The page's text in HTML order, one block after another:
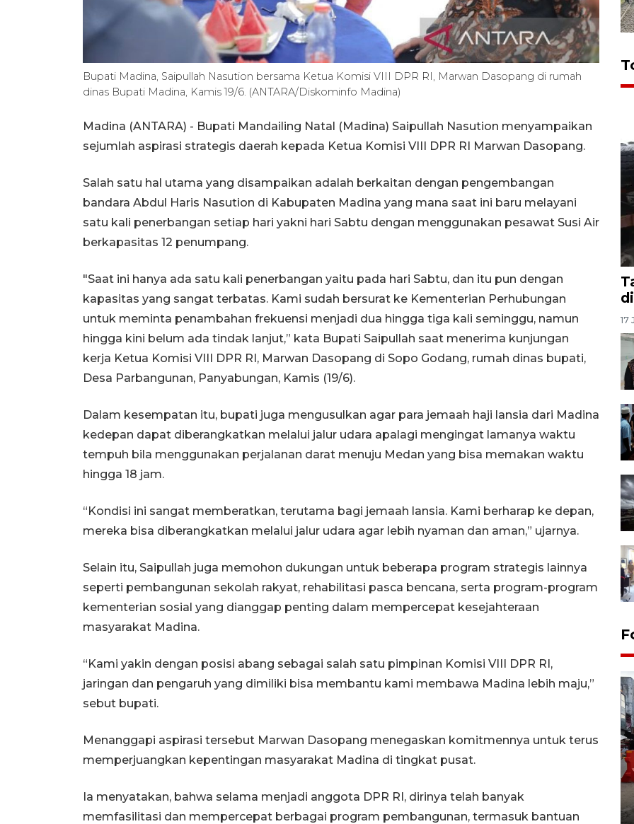
Bupati Madina, Saipullah Nasution bersama Ketua Komisi VIII DPR RI, Marwan Dasopang di rumah
dinas Bupati Madina, Kamis 19/6. (ANTARA/Diskominfo Madina)
Madina (ANTARA) - Bupati Mandailing Natal (Madina) Saipullah Nasution menyampaikan
sejumlah aspirasi strategis daerah kepada Ketua Komisi VIII DPR RI Marwan Dasopang.
Salah satu hal utama yang disampaikan adalah berkaitan dengan pengembangan
bandara Abdul Haris Nasution di Kabupaten Madina yang mana saat ini baru melayani
satu kali penerbangan setiap hari yakni hari Sabtu dengan menggunakan pesawat Susi Air
berkapasitas 12 penumpang.
"Saat ini hanya ada satu kali penerbangan yaitu pada hari Sabtu, dan itu pun dengan
kapasitas yang sangat terbatas. Kami sudah bersurat ke Kementerian Perhubungan
untuk meminta penambahan frekuensi menjadi dua hingga tiga kali seminggu, namun
hingga kini belum ada tindak lanjut,” kata Bupati Saipullah saat menerima kunjungan
kerja Ketua Komisi VIII DPR RI, Marwan Dasopang di Sopo Godang, rumah dinas bupati,
Desa Parbangunan, Panyabungan, Kamis (19/6).
Dalam kesempatan itu, bupati juga mengusulkan agar para jemaah haji lansia dari Madina
kedepan dapat diberangkatkan melalui jalur udara apalagi mengingat lamanya waktu
tempuh bila menggunakan perjalanan darat menuju Medan yang bisa memakan waktu
hingga 18 jam.
“Kondisi ini sangat memberatkan, terutama bagi jemaah lansia. Kami berharap ke depan,
mereka bisa diberangkatkan melalui jalur udara agar lebih nyaman dan aman,” ujarnya.
Selain itu, Saipullah juga memohon dukungan untuk beberapa program strategis lainnya
seperti pembangunan sekolah rakyat, rehabilitasi pasca bencana, serta program-program
kementerian sosial yang dianggap penting dalam mempercepat kesejahteraan
masyarakat Madina.
“Kami yakin dengan posisi abang sebagai salah satu pimpinan Komisi VIII DPR RI,
jaringan dan pengaruh yang dimiliki bisa membantu kami membawa Madina lebih maju,”
sebut bupati.
Menanggapi aspirasi tersebut Marwan Dasopang menegaskan komitmennya untuk terus
memperjuangkan kepentingan masyarakat Madina di tingkat pusat.
Ia menyatakan, bahwa selama menjadi anggota DPR RI, dirinya telah banyak
memfasilitasi dan mempercepat berbagai program pembangunan, termasuk bantuan
17
Sumut
27 April 2026 15:34